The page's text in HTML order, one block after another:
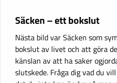
Säcken – ett bokslut
Nästa bild var Säcken som
bokslut av livet och att göra
känslan av att ha saker
slutskede. Fråga dig vad du